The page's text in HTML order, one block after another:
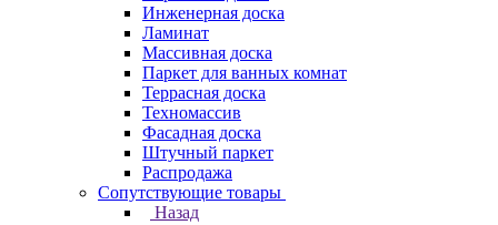
Инженерная доска
Ламинат
Массивная доска
Паркет для ванных комнат
Террасная доска
Техномассив
Фасадная доска
Штучный паркет
Распродажа
Сопутствующие товары
Назад